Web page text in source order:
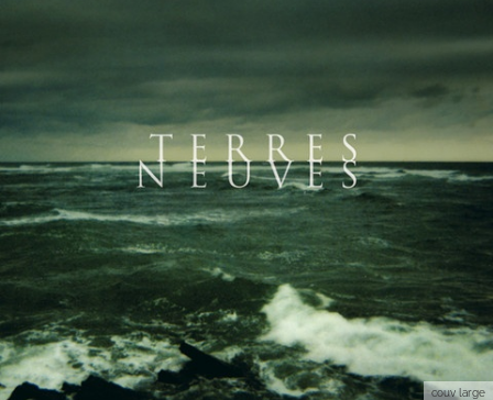
couv large